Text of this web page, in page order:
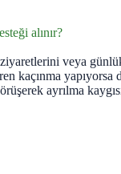
alınır?
veya
kaçınma
ayrılma